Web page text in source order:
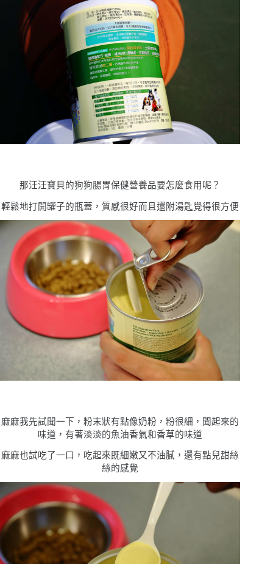
那汪汪寶⾙的狗狗腸胃保健營養品要怎麼食用呢？
輕鬆地打開罐子的瓶蓋，質感很好而且還附湯匙覺得很方便
麻麻我先試聞一下，粉末狀有點像奶粉，粉很細，聞起來的
味道，有著淡淡的魚油香氣和香草的味道
麻麻也試吃了一口，吃起來既細嫩又不油膩，還有點兒甜絲
絲的感覺